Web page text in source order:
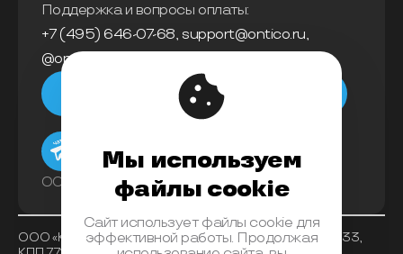
Поддержка и вопросы оплаты:
+7 (495) 646-07-68, support@ontico.ru,
@ontico_support
Мы в телеграм
ООО «Конференции Олега Бунина»
ООО «Конференции Олега Бунина», ИНН 7733863233,
Мы используем
файлы cookie
Сайт использует файлы cookie для
эффективной работы. Продолжая